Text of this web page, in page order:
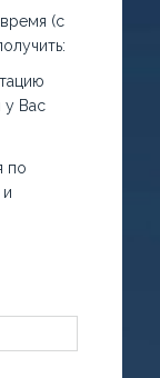
(с
у Вас
по